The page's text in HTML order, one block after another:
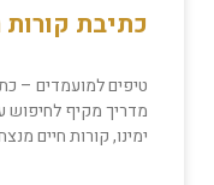
כתיבת קורות
טיפים למועמדים –
מדריך מקיף לחיפוש
ימינו, קורות חיים